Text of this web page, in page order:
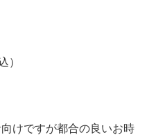
）
けですが都合の良いお時